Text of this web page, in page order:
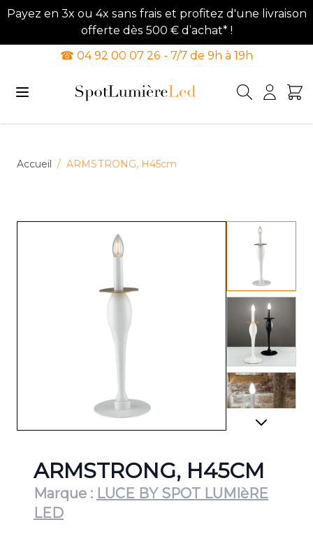
Payez en 3x ou 4x sans frais et profitez d'une livraison
offerte dès 500 € d’achat* !
☎ 04 92 00 07 26 - 7/7 de 9h à 19h
Accueil / ARMSTRONG, H45cm
View
View
View
ARMSTRONG, H45CM
Marque : LUCE BY SPOT LUMIèRE
LED